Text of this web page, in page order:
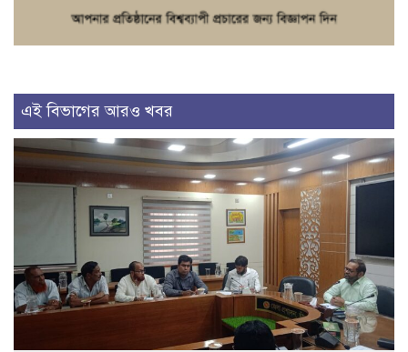
এই বিভাগের আরও খবর